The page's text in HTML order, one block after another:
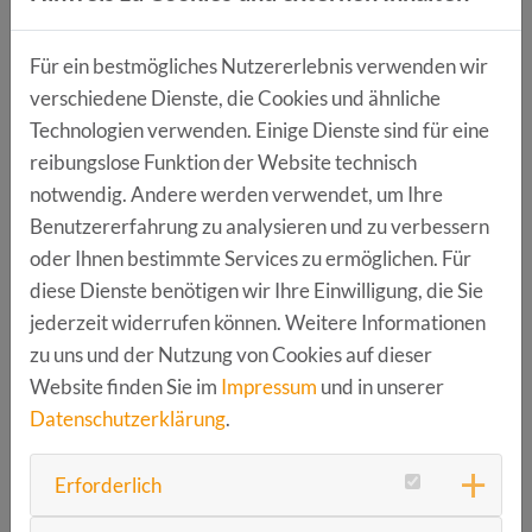
auf die Anforderungen nach § 14 UStG ein und
zeigen dir, wie du rechtssicher vorgehst.
Was ist eigentlich eine E-Rechnung – und wann
brauchst du sie?Wir bringen Licht ins digitale
Rechnungswesen.
Welche Steuern betreffen dich als Gründer oder
Gründerin?Einkommensteuer, Umsatzsteuer,
Gewerbesteuer – wir geben dir einen
verständlichen Überblick.
Was gilt für die Sozialversicherung? Wir erklären,
wann du versicherungspflichtig bist und was du
beachten musst.
Für wen ist der Workshop gedacht?
RECHT easy richtet sich an alle frühphasigen Start-ups,
Für ein bestmögliches Nutzererlebnis verwenden wir
verschiedene Dienste, die Cookies und ähnliche
Technologien verwenden. Einige Dienste sind für eine
reibungslose Funktion der Website technisch
notwendig. Andere werden verwendet, um Ihre
Benutzererfahrung zu analysieren und zu verbessern
oder Ihnen bestimmte Services zu ermöglichen. Für
diese Dienste benötigen wir Ihre Einwilligung, die Sie
jederzeit widerrufen können. Weitere Informationen
zu uns und der Nutzung von Cookies auf dieser
Website finden Sie im Impressum und in unserer
Datenschutzerklärung.
Erforderlich